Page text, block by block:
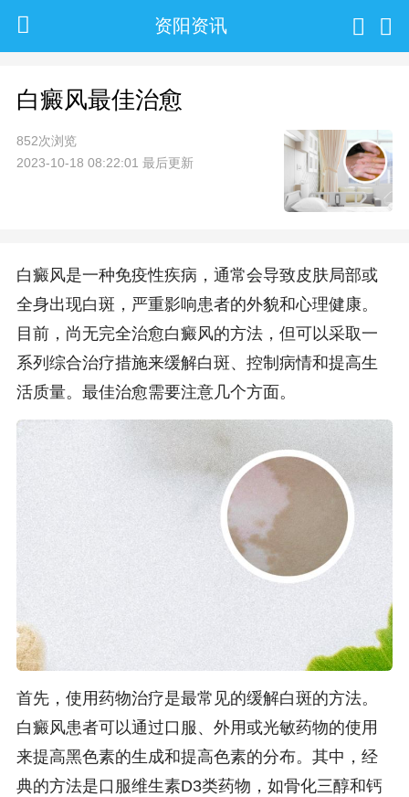
资阳资讯
白癜风最佳治愈
852次浏览
2023-10-18 08:22:01 最后更新
白癜风是一种免疫性疾病，通常会导致皮肤局部或
全身出现白斑，严重影响患者的外貌和心理健康。
目前，尚无完全治愈白癜风的方法，但可以采取一
系列综合治疗措施来缓解白斑、控制病情和提高生
活质量。最佳治愈需要注意几个方面。
首先，使用药物治疗是最常见的缓解白斑的方法。
白癜风患者可以通过口服、外用或光敏药物的使用
来提高黑色素的生成和提高色素的分布。其中，经
典的方法是口服维生素D3类药物，如骨化三醇和钙